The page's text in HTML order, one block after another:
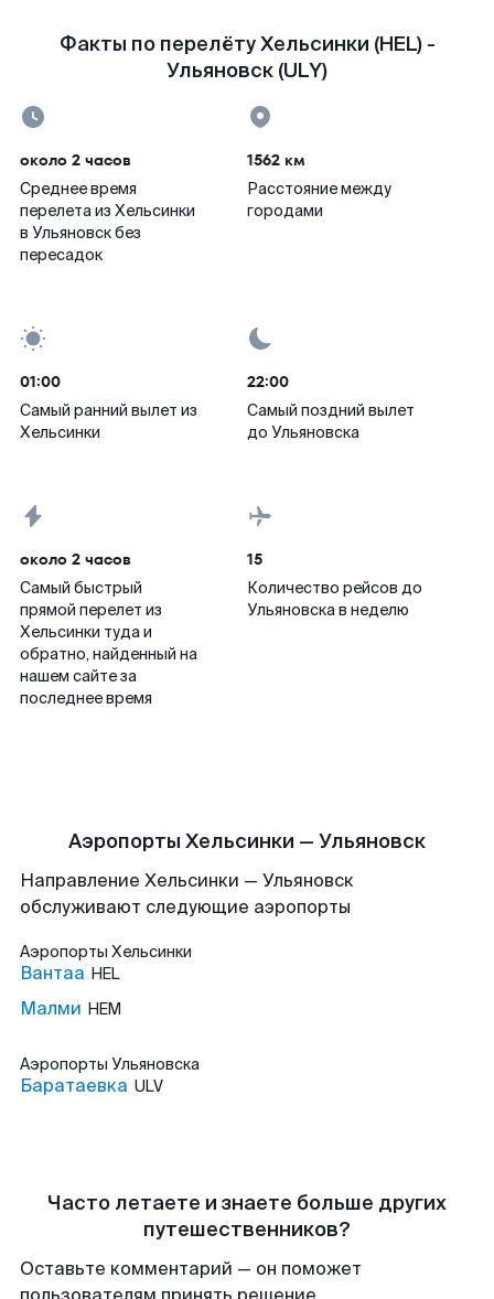
Факты по перелёту Хельсинки (HEL) -
Ульяновск (ULY)
около 2 часов
Среднее время
перелета из Хельсинки
в Ульяновск без
пересадок
1562 км
Расстояние между
городами
01:00
Самый ранний вылет из
Хельсинки
22:00
Самый поздний вылет
до Ульяновска
около 2 часов
Самый быстрый
прямой перелет из
Хельсинки туда и
обратно, найденный на
нашем сайте за
последнее время
15
Количество рейсов до
Ульяновска в неделю
Аэропорты Хельсинки — Ульяновск
Направление Хельсинки — Ульяновск
обслуживают следующие аэропорты
Аэропорты Хельсинки
Вантаа HEL
Малми HEM
Аэропорты Ульяновска
Баратаевка ULV
Часто летаете и знаете больше других
путешественников?
Оставьте комментарий — он поможет